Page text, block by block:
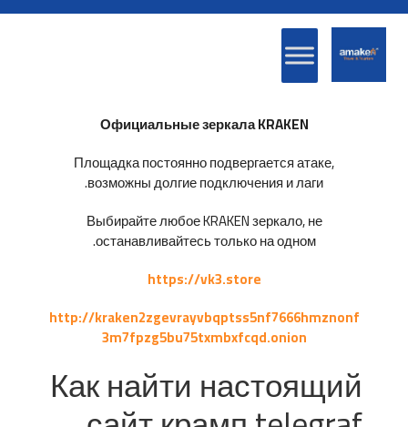
Официальные зеркала KRAKEN
Площадка постоянно подвергается атаке,
возможны долгие подключения и лаги.
Выбирайте любое KRAKEN зеркало, не
останавливайтесь только на одном.
https://vk3.store
http://kraken2zgevrayvbqptss5nf7666hmznonf
3m7fpzg5bu75txmbxfcqd.onion
Как найти настоящий